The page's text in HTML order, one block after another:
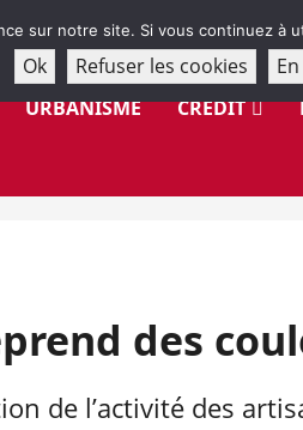
URBANISME CRÉDIT
des
de l’activité des
sur notre site. Si vous continuez
Ok Refuser les cookies